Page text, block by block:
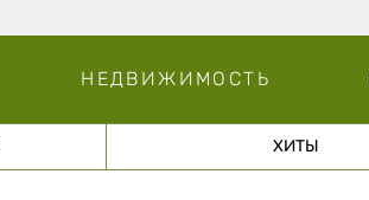
НЕДВИЖИМОСТЬ
ХИТЫ